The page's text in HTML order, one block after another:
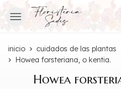
inicio
cuidados de las plantas
Howea forsteriana, o kentia.
Howea